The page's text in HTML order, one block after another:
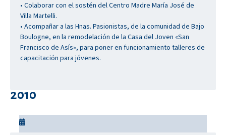
• Colaborar con el sostén del Centro Madre María José de
Villa Martelli.
• Acompañar a las Hnas. Pasionistas, de la comunidad de Bajo
Boulogne, en la remodelación de la Casa del Joven «San
Francisco de Asís», para poner en funcionamiento talleres de
capacitación para jóvenes.
2010